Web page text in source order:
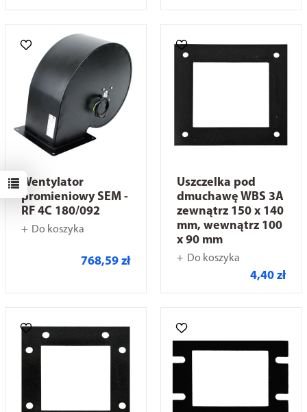
Wentylator
promieniowy SEM -
RF 4C 180/092
Do koszyka
768,59 zł
Uszczelka pod
dmuchawę WBS 3A
zewnątrz 150 x 140
mm, wewnątrz 100
x 90 mm
Do koszyka
4,40 zł